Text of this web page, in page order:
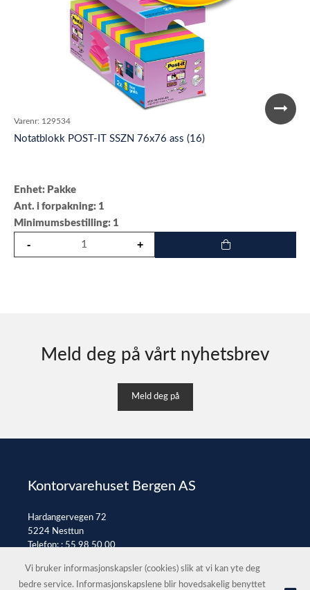
Varenr: 129534
Notatblokk POST-IT SSZN 76x76 ass (16)
Enhet: Pakke
Ant. i forpakning: 1
Minimumsbestilling: 1
Meld deg på vårt nyhetsbrev
Meld deg på
Kontorvarehuset Bergen AS
Hardangervegen 72
5224 Nesttun
Telefon: :55 98 50 00
Vi bruker informasjonskapsler (cookies) slik at vi kan yte deg
bedre service. Informasjonskapslene blir hovedsakelig benyttet